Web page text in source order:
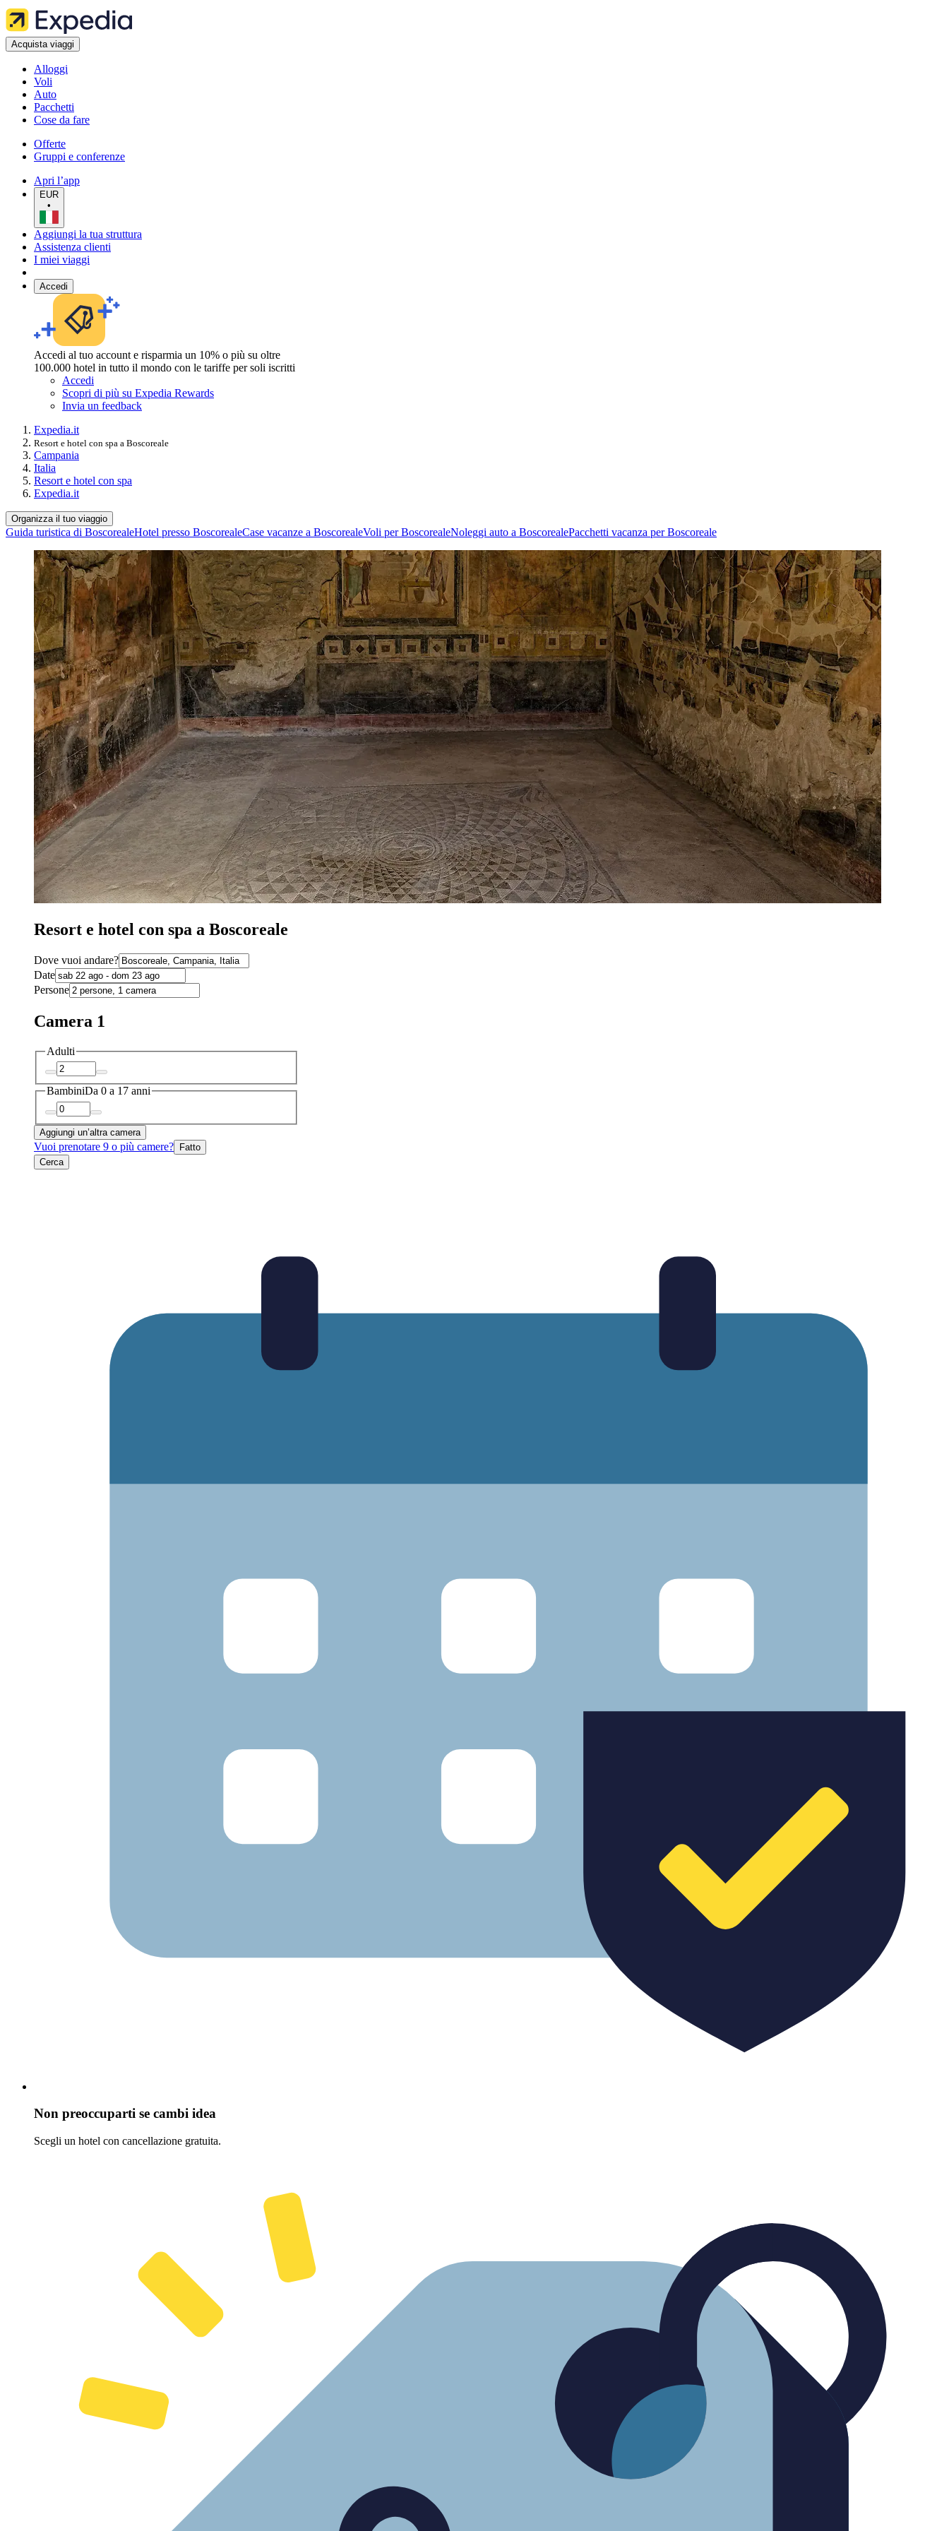
Acquista viaggi
Alloggi
Voli
Auto
Pacchetti
Cose da fare
Offerte
Gruppi e conferenze
Apri l’app
EUR
•
Aggiungi la tua struttura
Assistenza clienti
I miei viaggi
Accedi
Accedi al tuo account e risparmia un 10% o più su oltre
100.000 hotel in tutto il mondo con le tariffe per soli iscritti
Accedi
Scopri di più su Expedia Rewards
Invia un feedback
Expedia.it
Resort e hotel con spa a Boscoreale
Campania
Italia
Resort e hotel con spa
Expedia.it
Organizza il tuo viaggio
Guida turistica di BoscorealeHotel presso BoscorealeCase vacanze a BoscorealeVoli per BoscorealeNoleggi auto a BoscorealePacchetti vacanza per Boscoreale
Resort e hotel con spa a Boscoreale
Dove vuoi andare?
Date
Persone
Camera 1
Adulti
BambiniDa 0 a 17 anni
Aggiungi un’altra camera
Vuoi prenotare 9 o più camere? Fatto
Cerca
Non preoccuparti se cambi idea
Scegli un hotel con cancellazione gratuita.